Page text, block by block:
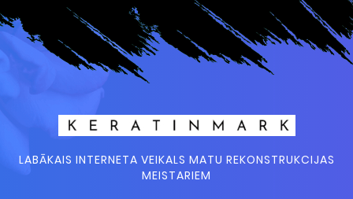
LABĀKAIS INTERNETA VEIKALS MATU REKONSTRUKCIJAS
MEISTARIEM